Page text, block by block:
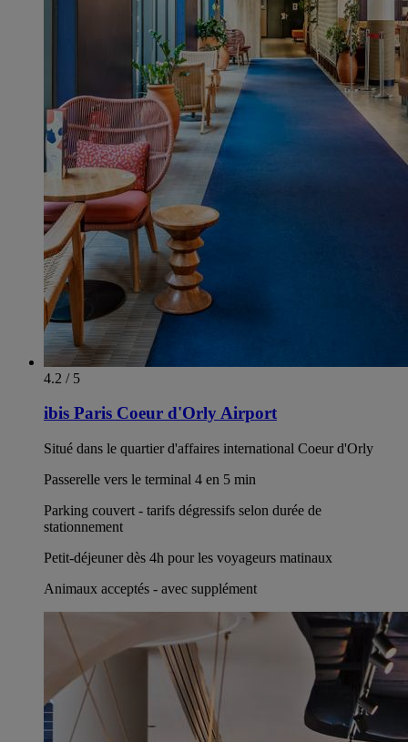
4.2 / 5
ibis Paris Coeur d'Orly Airport
Situé dans le quartier d'affaires international Coeur d'Orly
Passerelle vers le terminal 4 en 5 min
Parking couvert - tarifs dégressifs selon durée de
stationnement
Petit-déjeuner dès 4h pour les voyageurs matinaux
Animaux acceptés - avec supplément